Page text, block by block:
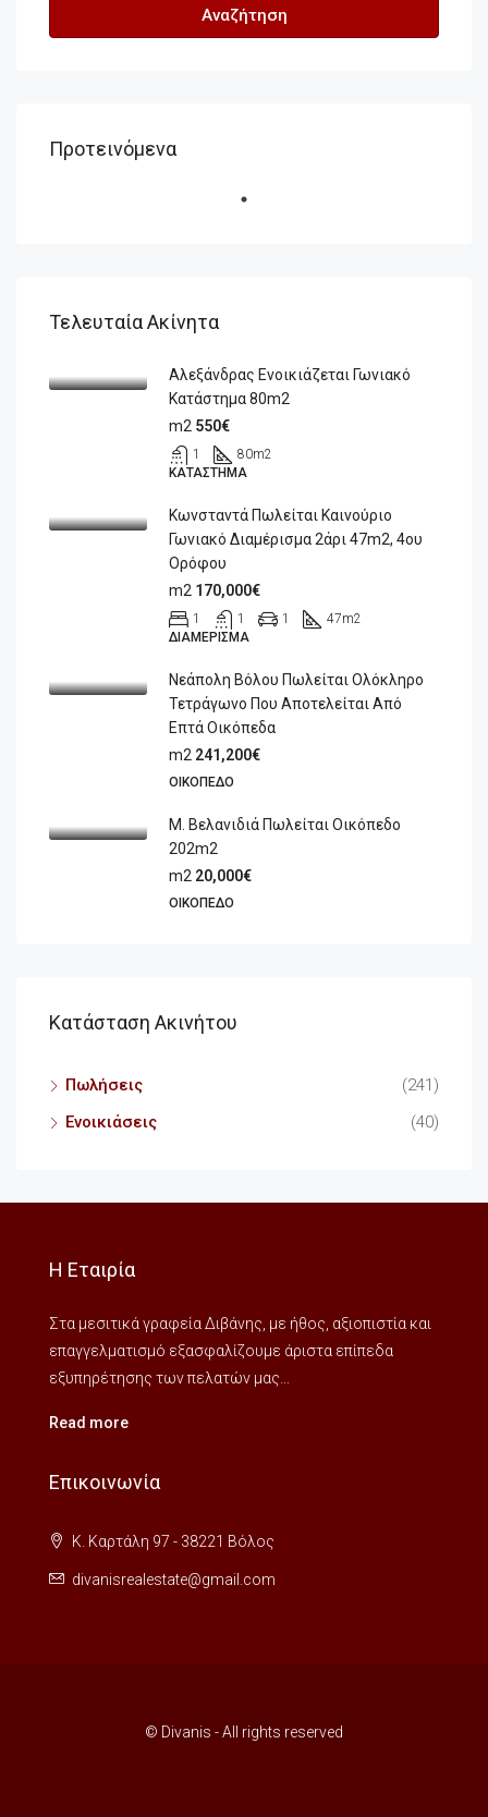
Αναζήτηση
Προτεινόμενα
Τελευταία Ακίνητα
Αλεξάνδρας Ενοικιάζεται Γωνιακό
Κατάστημα 80m2
m2 550€
1 80m2
ΚΑΤΆΣΤΗΜΑ
Κωνσταντά Πωλείται Καινούριο
Γωνιακό Διαμέρισμα 2άρι 47m2, 4ου
Ορόφου
m2 170,000€
1 1 1 47m2
ΔΙΑΜΈΡΙΣΜΑ
Νεάπολη Βόλου Πωλείται Ολόκληρο
Τετράγωνο Που Αποτελείται Από
Επτά Οικόπεδα
m2 241,200€
ΟΙΚΌΠΕΔΟ
Μ. Βελανιδιά Πωλείται Οικόπεδο
202m2
m2 20,000€
ΟΙΚΌΠΕΔΟ
Κατάσταση Ακινήτου
Πωλήσεις
(241)
Ενοικιάσεις
(40)
Η Εταιρία
Στα μεσιτικά γραφεία Διβάνης, με ήθος, αξιοπιστία και
επαγγελματισμό εξασφαλίζουμε άριστα επίπεδα
εξυπηρέτησης των πελατών μας...
Read more
Επικοινωνία
Κ. Καρτάλη 97 - 38221 Βόλος
divanisrealestate@gmail.com
© Divanis - All rights reserved